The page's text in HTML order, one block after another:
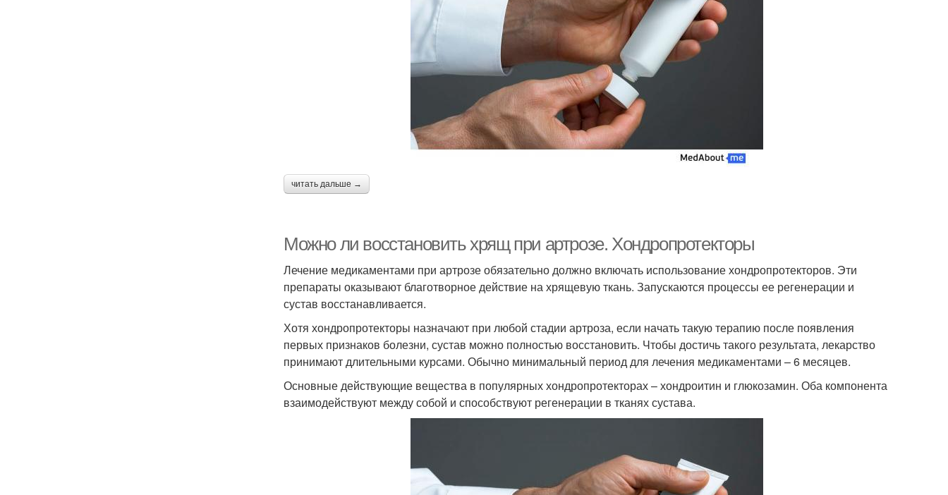
читать дальше →
Можно ли восстановить хрящ при артрозе. Хондропротекторы
Лечение медикаментами при артрозе обязательно должно включать использование хондропротекторов. Эти
препараты оказывают благотворное действие на хрящевую ткань. Запускаются процессы ее регенерации и
сустав восстанавливается.
Хотя хондропротекторы назначают при любой стадии артроза, если начать такую терапию после появления
первых признаков болезни, сустав можно полностью восстановить. Чтобы достичь такого результата, лекарство
принимают длительными курсами. Обычно минимальный период для лечения медикаментами – 6 месяцев.
Основные действующие вещества в популярных хондропротекторах – хондроитин и глюкозамин. Оба компонента
взаимодействуют между собой и способствуют регенерации в тканях сустава.